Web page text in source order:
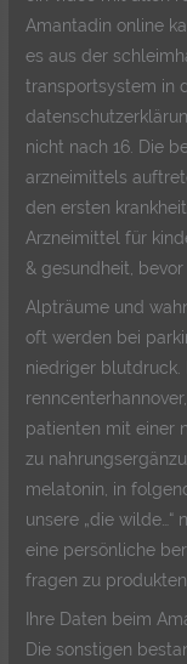
Amantadin online
es aus der
transportsystem in
nicht nach 16. Die
arzneimittels
den ersten
Arzneimittel für
& gesundheit,
Alpträume und
oft werden bei
niedriger
patienten mit einer
zu
melatonin, in
unsere „die
eine persönliche
fragen zu produkten.
Ihre Daten beim
Die sonstigen